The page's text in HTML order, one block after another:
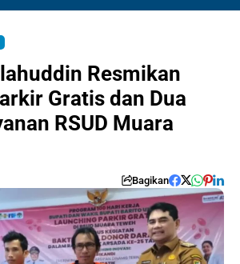
Resmikan
Gratis dan Dua
RSUD Muara
Bagikan